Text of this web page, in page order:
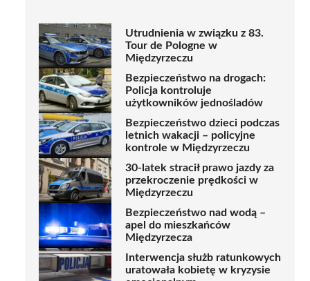
Utrudnienia w związku z 83.
Tour de Pologne w
Międzyrzeczu
Bezpieczeństwo na drogach:
Policja kontroluje
użytkowników jednośladów
Bezpieczeństwo dzieci podczas
letnich wakacji – policyjne
kontrole w Międzyrzeczu
30-latek stracił prawo jazdy za
przekroczenie prędkości w
Międzyrzeczu
Bezpieczeństwo nad wodą –
apel do mieszkańców
Międzyrzecza
Interwencja służb ratunkowych
uratowała kobietę w kryzysie